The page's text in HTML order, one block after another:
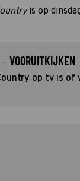
is op
· VOORUITKIJKEN
op tv is